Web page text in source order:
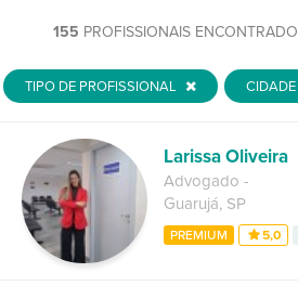
155 PROFISSIONAIS
TIPO DE PROFISSIONAL CIDADE
Larissa Oliveira
Advogado -
Guarujá, SP
PREMIUM 5,0